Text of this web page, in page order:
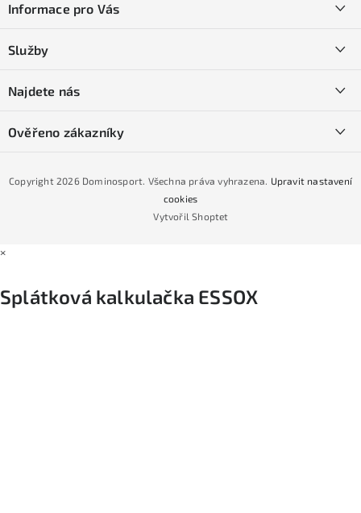
pInformace pro Vás
Obchodní podmínky
Podmínky GDPR
Podmínky nákupu na splátky ESSOX
Služby
Naše prodejna
Najdete nás
Ověřeno zákazníky
Vytvořil Shoptet
Copyright 2026 Dominosport. Všechna práva vyhrazena. Upravit nastavení
cookies
×
Splátková kalkulačka ESSOX